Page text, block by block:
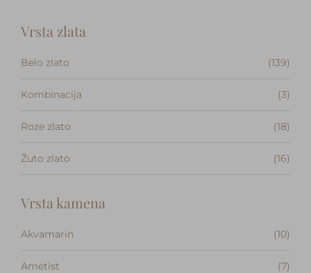
Vrsta zlata
Belo zlato (139)
Kombinacija (3)
Roze zlato (18)
Žuto zlato (16)
Vrsta kamena
Akvamarin (10)
Ametist (7)